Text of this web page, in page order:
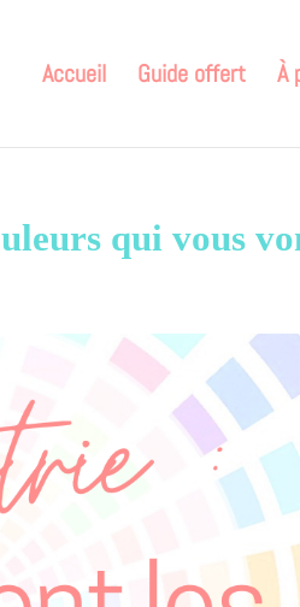
Accueil Guide offert À
qui vous